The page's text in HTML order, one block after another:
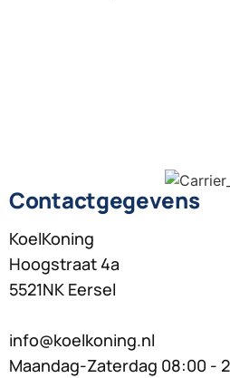
Contactgegevens
KoelKoning
Hoogstraat 4a
5521NK Eersel
info@koelkoning.nl
Maandag-Zaterdag 08:00 -